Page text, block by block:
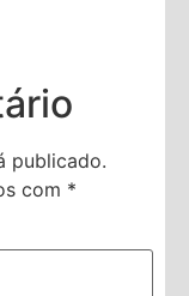
publicado.
com *